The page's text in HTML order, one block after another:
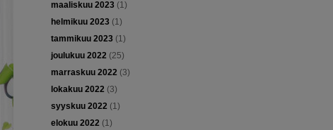
maaliskuu 2023(1)
helmikuu 2023(1)
tammikuu 2023(1)
joulukuu 2022(25)
marraskuu 2022(3)
lokakuu 2022(3)
syyskuu 2022(1)
elokuu 2022(1)